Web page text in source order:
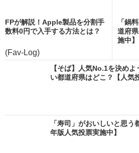
FPが解説！Apple製品を分割手
数料0円で入手する方法とは？
(Fav-Log)
「鍋
道府
施中】
【そば】人気No.1を決め
い都道府県はどこ？【人気
「寿司」がおいしいと思
年版人気投票実施中】